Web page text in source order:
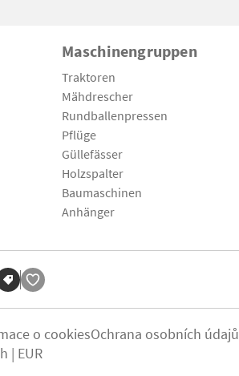
Maschinengruppen
Traktoren
Mähdrescher
Rundballenpressen
Pflüge
Güllefässer
Holzspalter
Baumaschinen
Anhänger
o cookiesOchrana osobních údajů
| EUR